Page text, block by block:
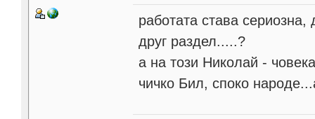
работата става
друг раздел.....?
а на този Николай -
чичко Бил, споко